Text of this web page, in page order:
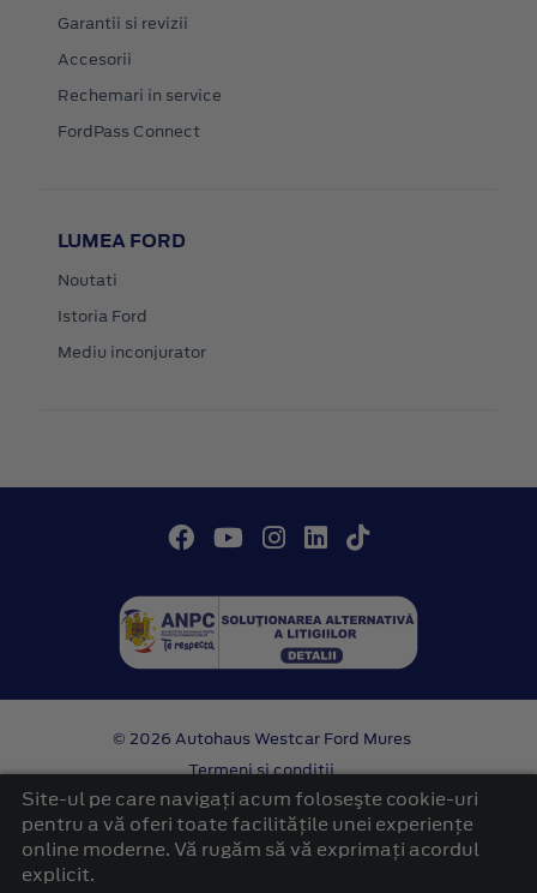
Garantii si revizii
Accesorii
Rechemari in service
FordPass Connect
LUMEA FORD
Noutati
Istoria Ford
Mediu inconjurator
© 2026 Autohaus Westcar Ford Mures
Termeni si conditii
Confidentialitate
Politica cookies
platformă dezvoltată de Workleto
Site-ul pe care navigați acum foloseşte cookie-uri
pentru a vă oferi toate facilitățile unei experiențe
online moderne. Vă rugăm să vă exprimați acordul
explicit.